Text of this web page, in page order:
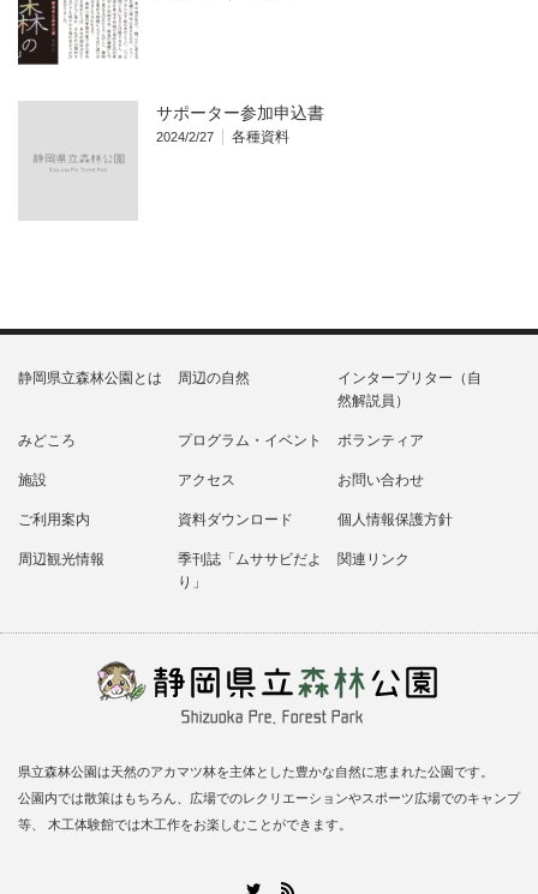
サポーター参加申込書
2024/2/27 各種資料
静岡県立森林公園とは 周辺の自然
インタープリター（自
然解説員）
みどころ プログラム・イベント ボランティア
施設 アクセス お問い合わせ
ご利用案内 資料ダウンロード 個人情報保護方針
周辺観光情報
季刊誌「ムササビだよ
り」
関連リンク
県立森林公園は天然のアカマツ林を主体とした豊かな自然に恵まれた公園です。
公園内では散策はもちろん、広場でのレクリエーションやスポーツ広場でのキャンプ
等、 木工体験館では木工作をお楽しむことができます。
Twitter